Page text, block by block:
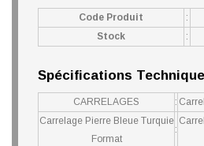
Code Produit :
Stock
:
Spécifications
CARRELAGES :
Carrelage Pierre Bleue Turquie
Format
: